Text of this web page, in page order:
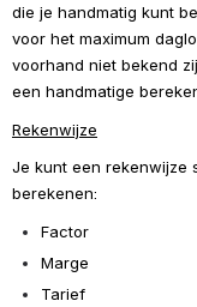
die je handmatig kunt
voor het maximum
voorhand niet bekend
een handmatige
Rekenwijze
Je kunt een rekenwijze
berekenen:
Factor
Marge
Tarief